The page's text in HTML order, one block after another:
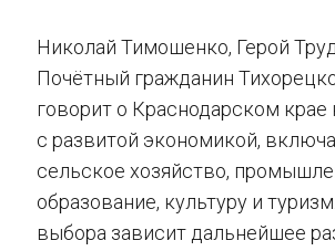
Николай Тимошенко, Герой
Почётный гражданин
говорит о Краснодарском крае
с развитой экономикой,
сельское хозяйство,
образование, культуру и
выбора зависит дальнейшее